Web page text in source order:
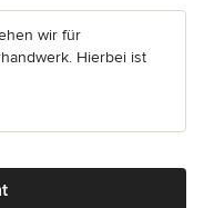
wir für
Hierbei ist